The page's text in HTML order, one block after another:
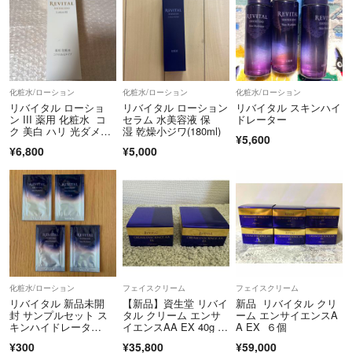
化粧水/ローション
リバイタル ローショ
ン III 薬用 化粧水 コ
ク 美白 ハリ 光ダメー
¥6,800
化粧水/ローション
リバイタル ローション
セラム 水美容液 保
湿 乾燥小ジワ(180ml)
¥5,000
化粧水/ローション
リバイタル スキンハイ
ドレーター
¥5,600
化粧水/ローション
リバイタル 新品未開
封 サンプルセット ス
キンハイドレータ
¥300
フェイスクリーム
【新品】資生堂 リバイ
タル クリーム エンサ
イエンスAA EX 40g ×
¥35,800
フェイスクリーム
新品 リバイタル クリ
ーム エンサイエンスA
A EX ６個
¥59,000